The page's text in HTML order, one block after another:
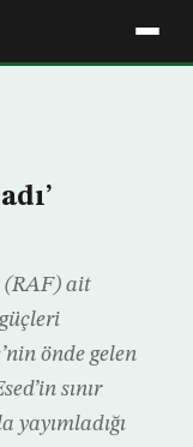
(RAF) ait
önde gelen
sınır
yayımladığı